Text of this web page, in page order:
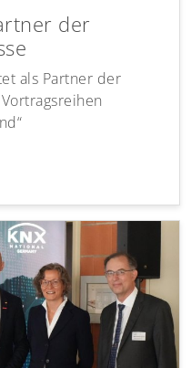
der
als Partner der